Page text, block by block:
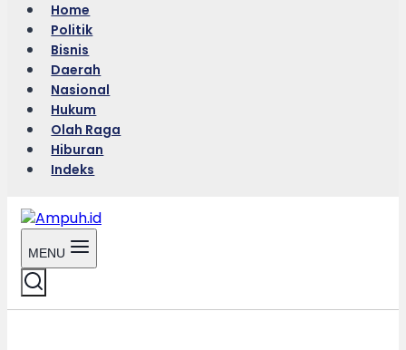
Home
Politik
Bisnis
Daerah
Nasional
Hukum
Olah Raga
Hiburan
Indeks
MENU